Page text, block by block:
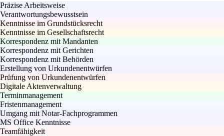
Präzise Arbeitsweise
Verantwortungsbewusstsein
Kenntnisse im Grundstücksrecht
Kenntnisse im Gesellschaftsrecht
Korrespondenz mit Mandanten
Korrespondenz mit Gerichten
Korrespondenz mit Behörden
Erstellung von Urkundenentwürfen
Prüfung von Urkundenentwürfen
Digitale Aktenverwaltung
Terminmanagement
Fristenmanagement
Umgang mit Notar-Fachprogrammen
MS Office Kenntnisse
Teamfähigkeit